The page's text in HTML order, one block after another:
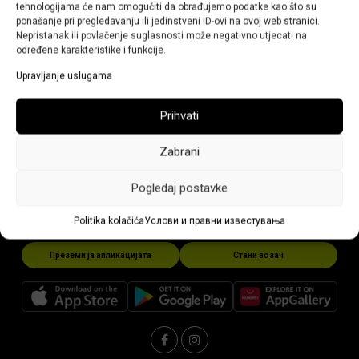
tehnologijama će nam omogućiti da obrađujemo podatke kao što su
ponašanje pri pregledavanju ili jedinstveni ID-ovi na ovoj web stranici.
Nepristanak ili povlačenje suglasnosti može negativno utjecati na
određene karakteristike i funkcije.
Upravljanje uslugama
Prihvati
Zabrani
Pogledaj postavke
Politika kolačićaУслови и правни известувања
31/01/2024
Откако апликацијата ќе ве лоцира и ќе ја внесете
адресата на дестинацијата, со кликнување на Нарачка
продолжете со нарачување на возење.
Преземи ја апликацијата Стани возач